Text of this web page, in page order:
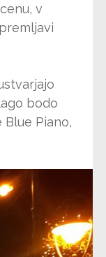
v
bodo
Piano,